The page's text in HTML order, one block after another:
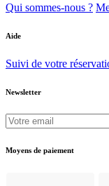
Qui sommes-nous ?
Aide
Suivi de votre
Newsletter
Moyens de paiement